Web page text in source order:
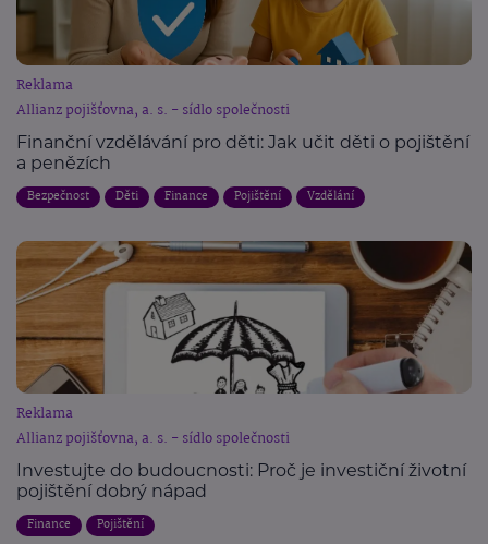
Reklama
Allianz pojišťovna, a. s. - sídlo společnosti
Finanční vzdělávání pro děti: Jak učit děti o pojištění
a penězích
Bezpečnost Děti Finance Pojištění Vzdělání
Reklama
Allianz pojišťovna, a. s. - sídlo společnosti
Investujte do budoucnosti: Proč je investiční životní
pojištění dobrý nápad
Finance Pojištění